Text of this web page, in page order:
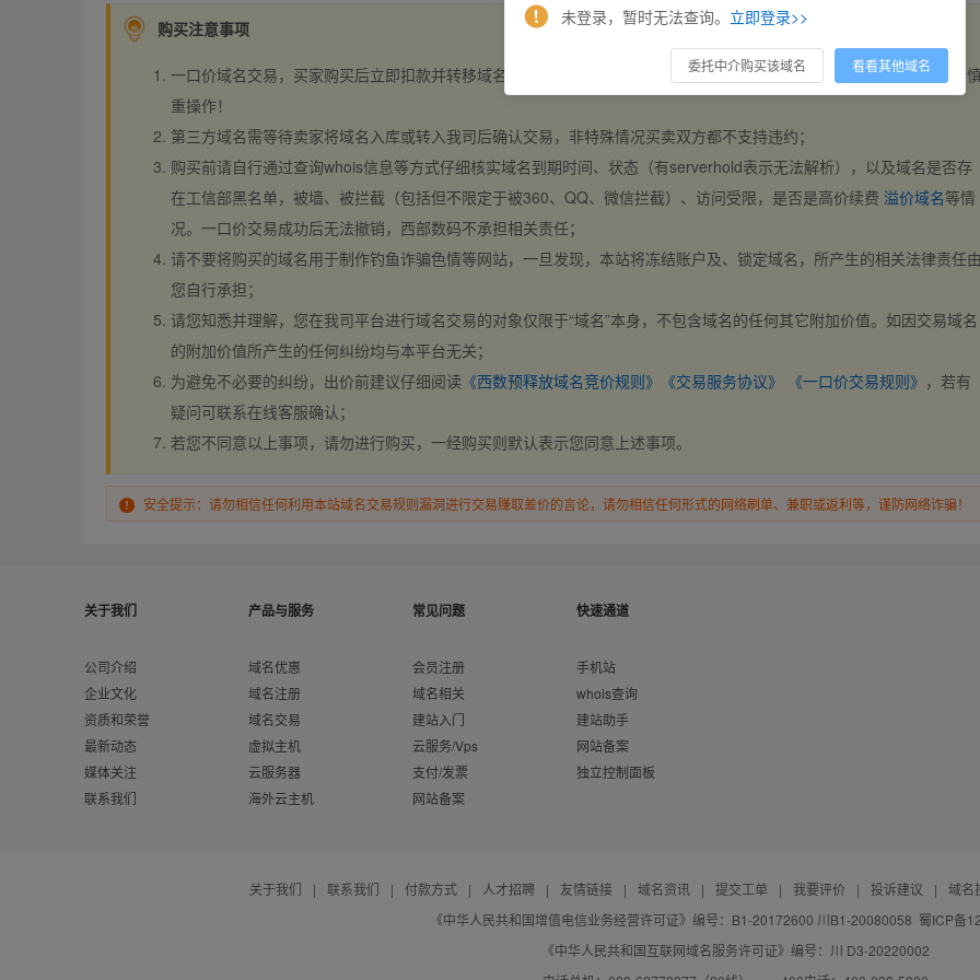
购买注意事项
一口价域名交易，买家购买后立即扣款并转移域名，交易自动完成。买卖双方都不支持违约，一旦出价不支持撤销，请
重操作！
第三方域名需等待卖家将域名入库或转入我司后确认交易，非特殊情况买卖双方都不支持违约；
购买前请自行通过查询whois信息等方式仔细核实域名到期时间、状态（有serverhold表示无法解析），以及域名是否存
在工信部黑名单，被墙、被拦截（包括但不限定于被360、QQ、微信拦截）、访问受限，是否是高价续费 溢价域名等情
况。一口价交易成功后无法撤销，西部数码不承担相关责任；
请不要将购买的域名用于制作钓鱼诈骗色情等网站，一旦发现，本站将冻结账户及、锁定域名，所产生的相关法律责任
您自行承担；
请您知悉并理解，您在我司平台进行域名交易的对象仅限于“域名”本身，不包含域名的任何其它附加价值。如因交易域名
的附加价值所产生的任何纠纷均与本平台无关；
为避免不必要的纠纷，出价前建议仔细阅读 《西数预释放域名竞价规则》 《交易服务协议》 《一口价交易规则》 ，若有
疑问可联系在线客服确认；
若您不同意以上事项，请勿进行购买，一经购买则默认表示您同意上述事项。
安全提示：请勿相信任何利用本站域名交易规则漏洞进行交易赚取差价的言论，请勿相信任何形式的网络刷单、兼职或返利等，谨防网络诈骗！
关于我们
公司介绍
企业文化
资质和荣誉
最新动态
媒体关注
联系我们
产品与服务
域名优惠
域名注册
域名交易
虚拟主机
云服务器
海外云主机
常见问题
会员注册
域名相关
建站入门
云服务/Vps
支付/发票
网站备案
快速通道
手机站
whois查询
建站助手
网站备案
独立控制面板
关于我们 | 联系我们 | 付款方式 | 人才招聘 | 友情链接 | 域名资讯 | 提交工单 | 我要评价 | 投诉建议 |
域名
《中华人民共和国增值电信业务经营许可证》编号：B1-20172600 川B1-20080058 蜀ICP备
《中华人民共和国互联网域名服务许可证》编号：川 D3-20220002
未登录，暂时无法查询。 立即登录>>
委托中介购买该域名 看看其他域名